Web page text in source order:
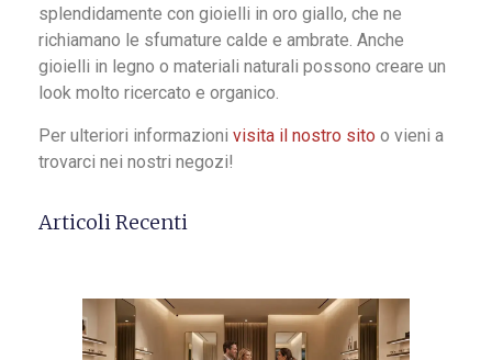
splendidamente con gioielli in oro giallo, che ne
richiamano le sfumature calde e ambrate. Anche
gioielli in legno o materiali naturali possono creare un
look molto ricercato e organico.
Per ulteriori informazioni visita il nostro sito o vieni a
trovarci nei nostri negozi!
Articoli Recenti